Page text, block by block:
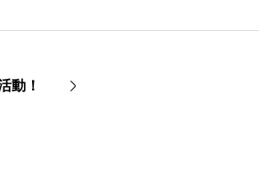
動！